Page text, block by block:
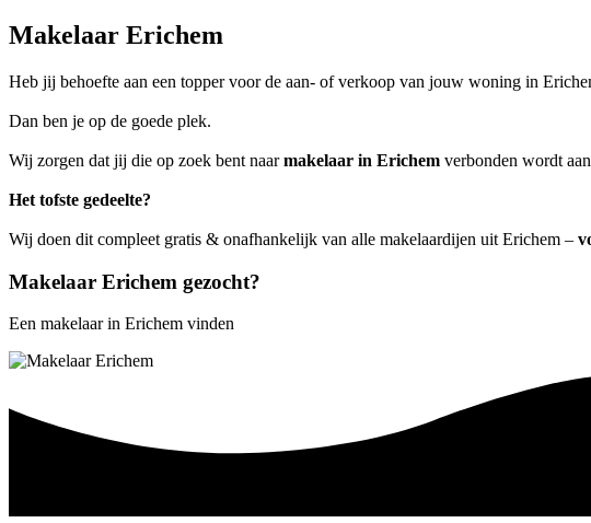
Makelaar Erichem
Heb jij behoefte aan een topper voor de aan- of verkoop van jouw woning in
Dan ben je op de goede plek.
Wij zorgen dat jij die op zoek bent naarmakelaar in Erichem verbonden wordt
Het tofste gedeelte?
Wij doen dit compleet gratis & onafhankelijk van alle makelaardijen uit Erichem –
Makelaar Erichem gezocht?
Een makelaar in Erichem vinden